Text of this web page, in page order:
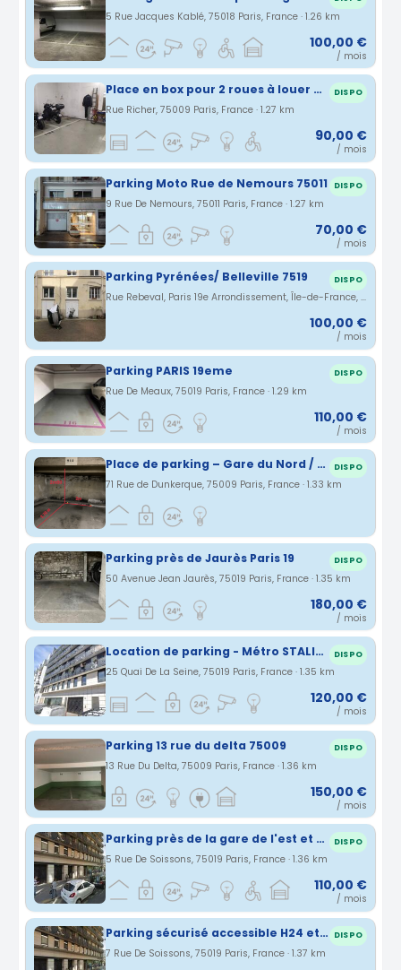
5 Rue Jacques Kablé, 75018 Paris, France · 1.26 km
100,00 €
/ mois
Place en box pour 2 roues à louer dans Paris 9 DISPO
Rue Richer, 75009 Paris, France · 1.27 km
90,00 €
/ mois
Parking Moto Rue de Nemours 75011 DISPO
9 Rue De Nemours, 75011 Paris, France · 1.27 km
70,00 €
/ mois
Parking Pyrénées/ Belleville 7519 DISPO
Rue Rebeval, Paris 19e Arrondissement, Île-de-France, France · 1.27 km
100,00 €
/ mois
Parking PARIS 19eme DISPO
Rue De Meaux, 75019 Paris, France · 1.29 km
110,00 €
/ mois
Place de parking – Gare du Nord / Rue de Dunkerque DISPO
71 Rue de Dunkerque, 75009 Paris, France · 1.33 km
Parking près de Jaurès Paris 19 DISPO
50 Avenue Jean Jaurès, 75019 Paris, France · 1.35 km
180,00 €
/ mois
Location de parking - Métro STALINGRAD DISPO
25 Quai De La Seine, 75019 Paris, France · 1.35 km
120,00 €
/ mois
Parking 13 rue du delta 75009 DISPO
13 Rue Du Delta, 75009 Paris, France · 1.36 km
150,00 €
/ mois
Parking près de la gare de l'est et de la gare du nord - Sécurisé et accessble H24 et 7J/7 DISPO
5 Rue De Soissons, 75019 Paris, France · 1.36 km
110,00 €
/ mois
Parking sécurisé accessible H24 et 7/7 à Paris DISPO
7 Rue De Soissons, 75019 Paris, France · 1.37 km